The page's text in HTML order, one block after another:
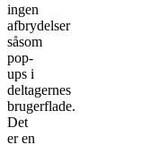
ingen
afbrydelser
såsom
pop-
ups i
deltagernes
brugerflade.
Det
er en